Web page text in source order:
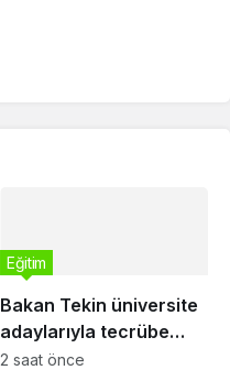
Bakan Tekin üniversite
adaylarıyla tecrübe
paylaştı
Eğitim
2 saat önce